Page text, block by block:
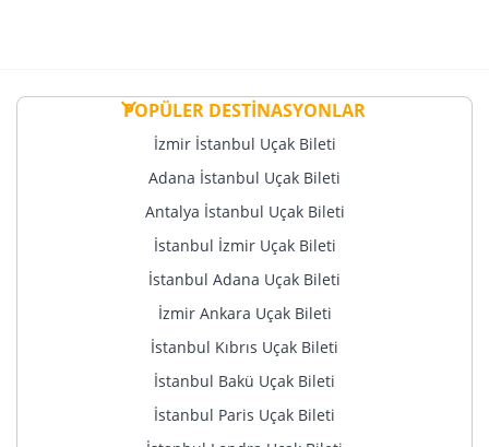
POPÜLER DESTİNASYONLAR
İzmir İstanbul Uçak Bileti
Adana İstanbul Uçak Bileti
Antalya İstanbul Uçak Bileti
İstanbul İzmir Uçak Bileti
İstanbul Adana Uçak Bileti
İzmir Ankara Uçak Bileti
İstanbul Kıbrıs Uçak Bileti
İstanbul Bakü Uçak Bileti
İstanbul Paris Uçak Bileti